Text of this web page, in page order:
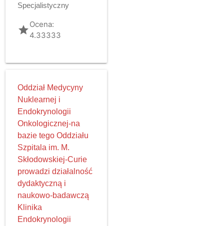
Specjalistyczny
gradeOcena:
4.33333
Oddział Medycyny
Nuklearnej i
Endokrynologii
Onkologicznej-na
bazie tego Oddziału
Szpitala im. M.
Skłodowskiej-Curie
prowadzi działalność
dydaktyczną i
naukowo-badawczą
Klinika
Endokrynologii